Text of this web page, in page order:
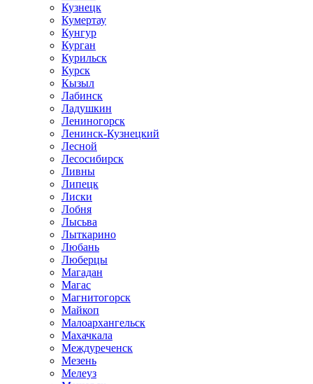
Кузнецк
Кумертау
Кунгур
Курган
Курильск
Курск
Кызыл
Лабинск
Ладушкин
Лениногорск
Ленинск-Кузнецкий
Лесной
Лесосибирск
Ливны
Липецк
Лиски
Лобня
Лысьва
Лыткарино
Любань
Люберцы
Магадан
Магас
Магнитогорск
Майкоп
Малоархангельск
Махачкала
Междуреченск
Мезень
Мелеуз